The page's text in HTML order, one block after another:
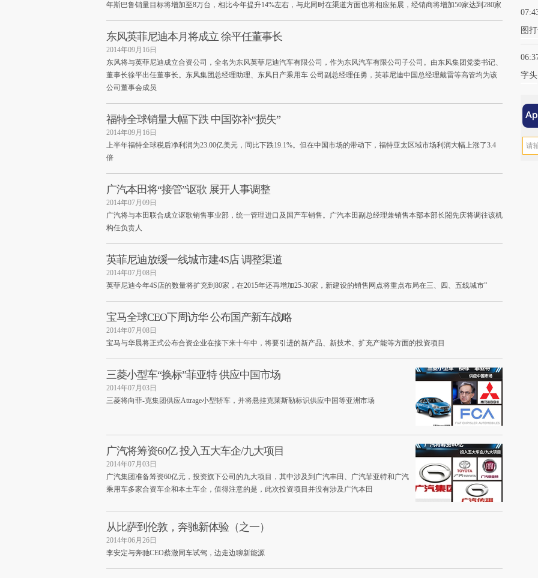
年斯巴鲁销量目标将增加至8万台，相比今年提升14%左右，与此同时在渠道方面也将相应拓展，经销商将增加50家达到280家
东风英菲尼迪本月将成立 徐平任董事长
2014年09月16日
东风将与英菲尼迪成立合资公司，全名为东风英菲尼迪汽车有限公司，作为东风汽车有限公司子公司。由东风集团党委书记、
董事长徐平出任董事长。东风集团总经理助理、东风日产乘用车 公司副总经理任勇，英菲尼迪中国总经理戴雷等高管均为该
公司董事会成员
福特全球销量大幅下跌 中国弥补“损失”
2014年09月16日
上半年福特全球税后净利润为23.00亿美元，同比下跌19.1%。但在中国市场的带动下，福特亚太区域市场利润大幅上涨了3.4
倍
广汽本田将“接管”讴歌 展开人事调整
2014年07月09日
广汽将与本田联合成立讴歌销售事业部，统一管理进口及国产车销售。广汽本田副总经理兼销售本部本部长閤先庆将调往该机
构任负责人
英菲尼迪放缓一线城市建4S店 调整渠道
2014年07月08日
英菲尼迪今年4S店的数量将扩充到80家，在2015年还再增加25-30家，新建设的销售网点将重点布局在三、四、五线城市”
宝马全球CEO下周访华 公布国产新车战略
2014年07月08日
宝马与华晨将正式公布合资企业在接下来十年中，将要引进的新产品、新技术、扩充产能等方面的投资项目
三菱小型车“换标”菲亚特 供应中国市场
2014年07月03日
三菱将向菲-克集团供应Attrage小型轿车，并将悬挂克莱斯勒标识供应中国等亚洲市场
广汽将筹资60亿 投入五大车企/九大项目
2014年07月03日
广汽集团准备筹资60亿元，投资旗下公司的九大项目，其中涉及到广汽丰田、广汽菲亚特和广汽
乘用车多家合资车企和本土车企，值得注意的是，此次投资项目并没有涉及广汽本田
从比萨到伦敦，奔驰新体验（之一）
2014年06月26日
李安定与奔驰CEO蔡澈同车试驾，边走边聊新能源
图
字头